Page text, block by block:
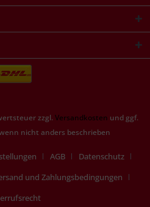
zzgl. Versandkosten und ggf.
nicht anders beschrieben
AGB
Datenschutz
und Zahlungsbedingungen